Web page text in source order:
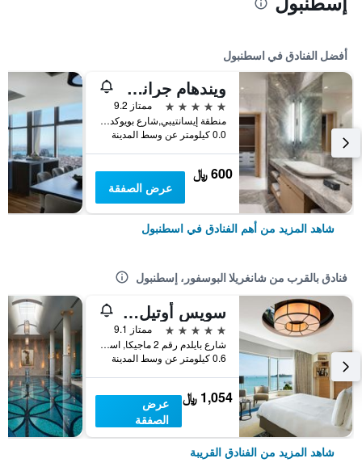
أفضل الفنادق في اسطنبول
ويندهام جراند إسطنبول ليفينت
5 نجوم
ممتاز 9.2
منطقة إيسانتيبي,شارع بويوكديري 177-183 شيشلي, اسطنبول, تركيا
0.0 كيلومتر عن وسط المدينة
600 ﷼
عرض الصفقة
شاهد المزيد من أهم الفنادق في اسطنبول
فنادق بالقرب من شانغريلا البوسفور، إسطنبول
سويس أوتيل البوسفور إسطنبول
5 نجوم
ممتاز 9.1
شارع بايلدم رقم 2 ماجيكا, اسطنبول, تركيا
0.6 كيلومتر عن وسط المدينة
1,054 ﷼
عرض
الصفقة
شاهد المزيد من الفنادق القريبة